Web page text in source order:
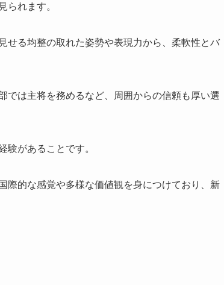
られます。
せる均整の取れた姿勢や表現力から、柔軟性とバ
では主将を務めるなど、周囲からの信頼も厚い選
験がある ことです。
際的な感覚や多様な価値観を身につけており、新